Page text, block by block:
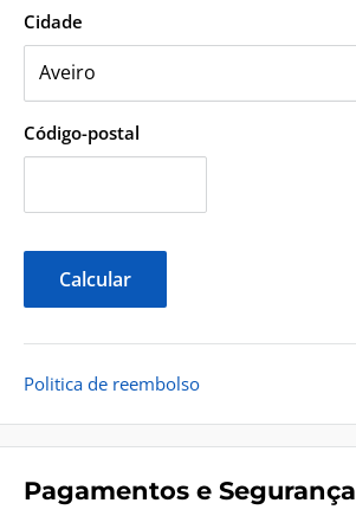
Cidade
Código-postal
Calcular
Politica de reembolso
Pagamentos e Segurança